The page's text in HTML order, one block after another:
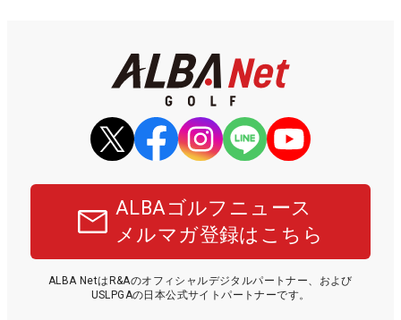
ALBAゴルフニュース
メルマガ登録はこちら
ALBA NetはR&Aのオフィシャルデジタルパートナー、および
USLPGAの日本公式サイトパートナーです。